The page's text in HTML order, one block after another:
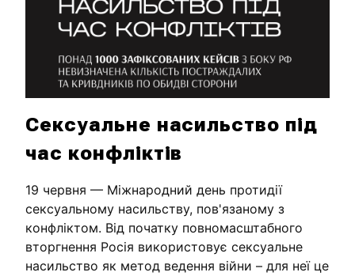
Сексуальне насильство під
час конфліктів
19 червня — Міжнародний день протидії
сексуальному насильству, пов'язаному з
конфліктом. Від початку повномасштабного
вторгнення Росія використовує сексуальне
насильство як метод ведення війни – для неї це